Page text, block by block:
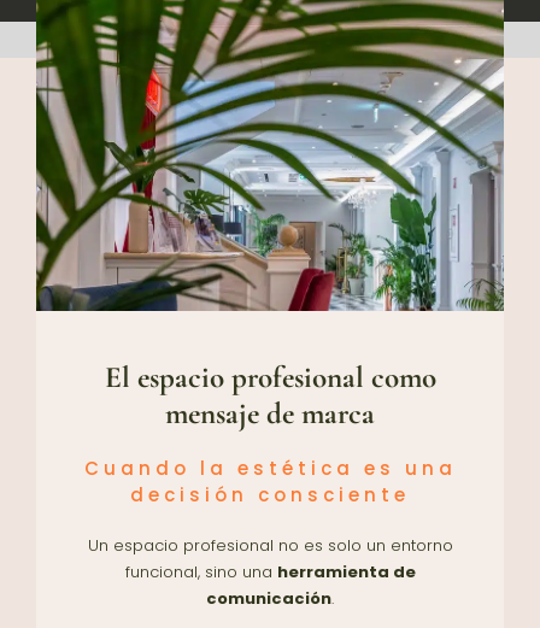
El espacio profesional como
mensaje de marca
Cuando la estética es una
decisión consciente
Un espacio profesional no es solo un entorno
funcional, sino una herramienta de
comunicación.